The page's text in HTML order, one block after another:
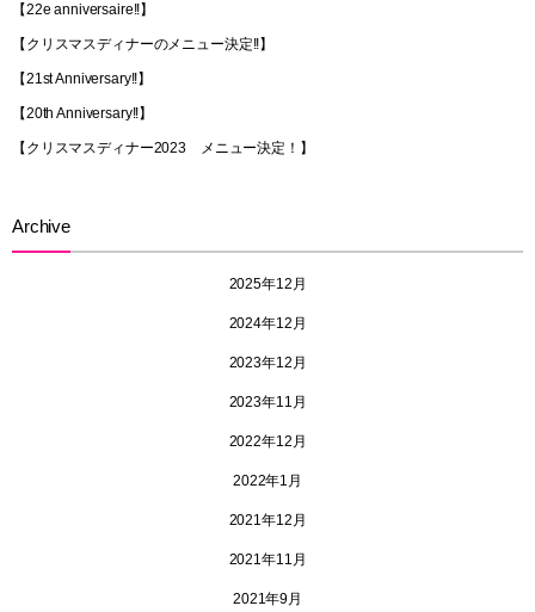
【22e anniversaire!!】
【クリスマスディナーのメニュー決定!!】
【21st Anniversary!!】
【20th Anniversary!!】
【クリスマスディナー2023 メニュー決定！】
Archive
2025年12月
2024年12月
2023年12月
2023年11月
2022年12月
2022年1月
2021年12月
2021年11月
2021年9月